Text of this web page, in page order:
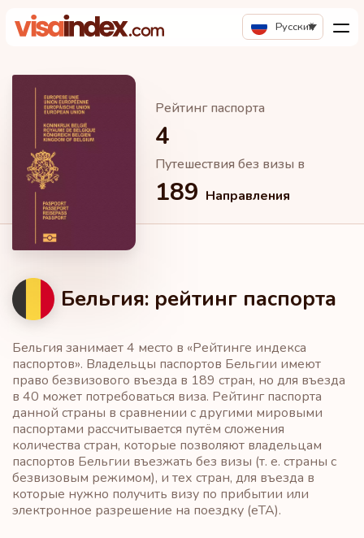
Русский
Рейтинг паспорта
4
Путешествия без визы в
189 Направления
Бельгия: рейтинг паспорта
Бельгия занимает 4 место в «Рейтинге индекса
паспортов». Владельцы паспортов Бельгии имеют
право безвизового въезда в 189 стран, но для въезда
в 40 может потребоваться виза. Рейтинг паспорта
данной страны в сравнении с другими мировыми
паспортами рассчитывается путём сложения
количества стран, которые позволяют владельцам
паспортов Бельгии въезжать без визы (т. е. страны с
безвизовым режимом), и тех стран, для въезда в
которые нужно получить визу по прибытии или
электронное разрешение на поездку (eTA).